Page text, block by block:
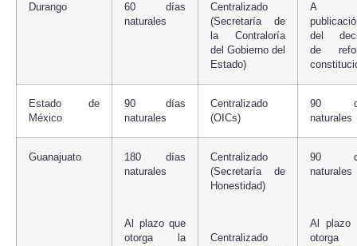
Durango
60 días
naturales
Centralizado
(Secretaría de
la Contraloría
del Gobierno del
Estado)
A
del
de
Estado de
México
90 días
naturales
Centralizado
(OICs)
90
naturales
Guanajuato
180 días
naturales
Al plazo que
otorga la
Centralizado
(Secretaría de
Honestidad)
Centralizado
90
naturales
Al plazo